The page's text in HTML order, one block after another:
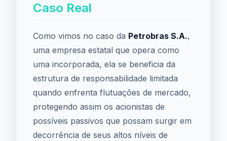
Caso Real
Como vimos no caso da Petrobras S.A.,
uma empresa estatal que opera como
uma incorporada, ela se beneficia da
estrutura de responsabilidade limitada
quando enfrenta flutuações de mercado,
protegendo assim os acionistas de
possíveis passivos que possam surgir em
decorrência de seus altos níveis de